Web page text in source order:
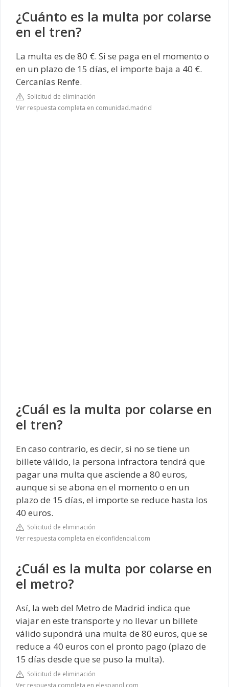
¿Cuánto es la multa por colarse
en el tren?
La multa es de 80 €. Si se paga en el momento o
en un plazo de 15 días, el importe baja a 40 €.
Cercanías Renfe.
Solicitud de eliminación
Ver respuesta completa en comunidad.madrid
¿Cuál es la multa por colarse en
el tren?
En caso contrario, es decir, si no se tiene un
billete válido, la persona infractora tendrá que
pagar una multa que asciende a 80 euros,
aunque si se abona en el momento o en un
plazo de 15 días, el importe se reduce hasta los
40 euros.
Solicitud de eliminación
Ver respuesta completa en elconfidencial.com
¿Cuál es la multa por colarse en
el metro?
Así, la web del Metro de Madrid indica que
viajar en este transporte y no llevar un billete
válido supondrá una multa de 80 euros, que se
reduce a 40 euros con el pronto pago (plazo de
15 días desde que se puso la multa).
Solicitud de eliminación
Ver respuesta completa en elespanol.com